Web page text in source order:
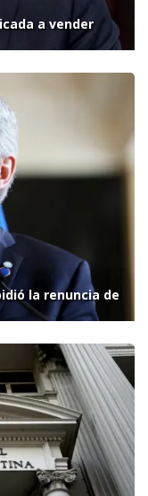
a vender
la renuncia de